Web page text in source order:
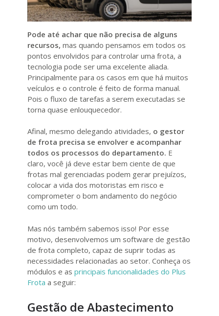
Pode até achar que não precisa de alguns
recursos, mas quando pensamos em todos os
pontos envolvidos para controlar uma frota, a
tecnologia pode ser uma excelente aliada.
Principalmente para os casos em que há muitos
veículos e o controle é feito de forma manual.
Pois o fluxo de tarefas a serem executadas se
torna quase enlouquecedor.
Afinal, mesmo delegando atividades, o gestor
de frota precisa se envolver e acompanhar
todos os processos do departamento. E
claro, você já deve estar bem ciente de que
frotas mal gerenciadas podem gerar prejuízos,
colocar a vida dos motoristas em risco e
comprometer o bom andamento do negócio
como um todo.
Mas nós também sabemos isso! Por esse
motivo, desenvolvemos um software de gestão
de frota completo, capaz de suprir todas as
necessidades relacionadas ao setor. Conheça os
módulos e as principais funcionalidades do Plus
Frota a seguir:
Gestão de Abastecimento